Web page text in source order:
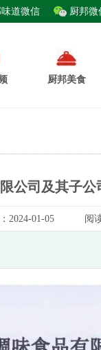
道微信 厨邦微
厨邦美食
公司及其子
2024-01-05 阅